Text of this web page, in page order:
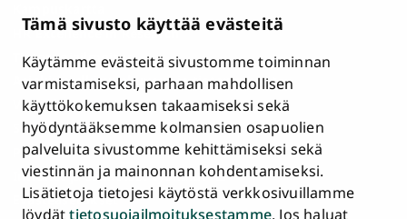
Tämä sivusto käyttää evästeitä
Käytämme evästeitä sivustomme toiminnan
varmistamiseksi, parhaan mahdollisen
käyttökokemuksen takaamiseksi sekä
hyödyntääksemme kolmansien osapuolien
palveluita sivustomme kehittämiseksi sekä
viestinnän ja mainonnan kohdentamiseksi.
Lisätietoja tietojesi käytöstä verkkosivuillamme
löydättietosuojailmoituksestamme. Jos haluat
HR Excellence in Research
Tietosuojailmoitus
Asiakirjajulkisuuskuvaus ja tietopyynnöt
Väärinkäytösepäilyt
Saavutettavuusseloste
Palaute
Intranet ja sähköiset työkalut
Evästeasetukset